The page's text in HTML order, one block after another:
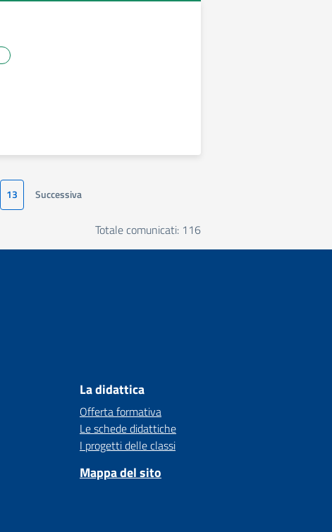
13 Successiva
Totale comunicati: 116
La didattica
Offerta formativa
Le schede didattiche
I progetti delle classi
Mappa del sito